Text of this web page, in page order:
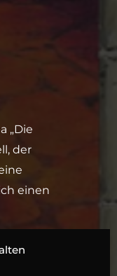
„Die
der
einen
Paul